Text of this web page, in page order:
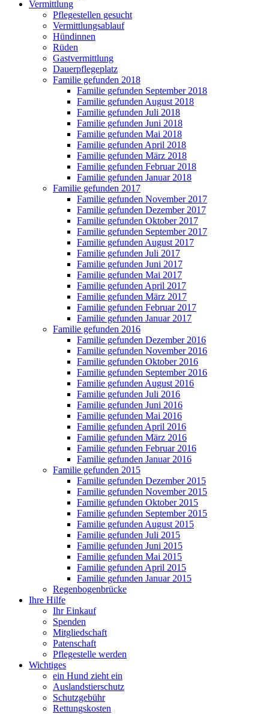
Vermittlung
Pflegestellen gesucht
Vermittlungsablauf
Hündinnen
Rüden
Gastvermittlung
Dauerpflegeplatz
Familie gefunden 2018
Familie gefunden September 2018
Familie gefunden August 2018
Familie gefunden Juli 2018
Familie gefunden Juni 2018
Familie gefunden Mai 2018
Familie gefunden April 2018
Familie gefunden März 2018
Familie gefunden Februar 2018
Familie gefunden Januar 2018
Familie gefunden 2017
Familie gefunden November 2017
Familie gefunden Dezember 2017
Familie gefunden Oktober 2017
Familie gefunden September 2017
Familie gefunden August 2017
Familie gefunden Juli 2017
Familie gefunden Juni 2017
Familie gefunden Mai 2017
Familie gefunden April 2017
Familie gefunden März 2017
Familie gefunden Februar 2017
Familie gefunden Januar 2017
Familie gefunden 2016
Familie gefunden Dezember 2016
Familie gefunden November 2016
Familie gefunden Oktober 2016
Familie gefunden September 2016
Familie gefunden August 2016
Familie gefunden Juli 2016
Familie gefunden Juni 2016
Familie gefunden Mai 2016
Familie gefunden April 2016
Familie gefunden März 2016
Familie gefunden Februar 2016
Familie gefunden Januar 2016
Familie gefunden 2015
Familie gefunden Dezember 2015
Familie gefunden November 2015
Familie gefunden Oktober 2015
Familie gefunden September 2015
Familie gefunden August 2015
Familie gefunden Juli 2015
Familie gefunden Juni 2015
Familie gefunden Mai 2015
Familie gefunden April 2015
Familie gefunden Januar 2015
Regenbogenbrücke
Ihre Hilfe
Ihr Einkauf
Spenden
Mitgliedschaft
Patenschaft
Pflegestelle werden
Wichtiges
ein Hund zieht ein
Auslandstierschutz
Schutzgebühr
Rettungskosten